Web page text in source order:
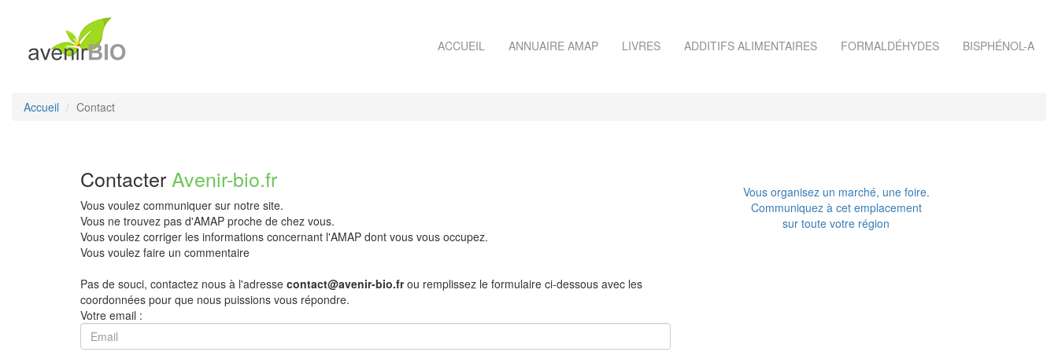
ACCUEIL ANNUAIRE AMAP LIVRES ADDITIFS ALIMENTAIRES FORMALDÉHYDES BISPHÉNOL-A
Accueil Contact
Contacter Avenir-bio.fr
Vous voulez communiquer sur notre site.
Vous ne trouvez pas d'AMAP proche de chez vous.
Vous voulez corriger les informations concernant l'AMAP dont vous vous occupez.
Vous voulez faire un commentaire
Pas de souci, contactez nous à l'adresse contact@avenir-bio.frou remplissez le formulaire ci-dessous avec les
coordonnées pour que nous puissions vous répondre.
Votre email :
Vous organisez un marché, une foire.
Communiquez à cet emplacement
sur toute votre région